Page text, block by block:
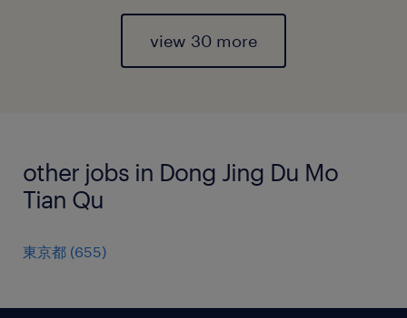
view 30 more
other jobs in Dong Jing Du Mo
Tian Qu
東京都 (655)